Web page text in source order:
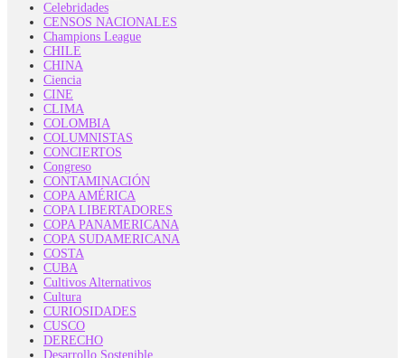
Celebridades
CENSOS NACIONALES
Champions League
CHILE
CHINA
Ciencia
CINE
CLIMA
COLOMBIA
COLUMNISTAS
CONCIERTOS
Congreso
CONTAMINACIÓN
COPA AMÉRICA
COPA LIBERTADORES
COPA PANAMERICANA
COPA SUDAMERICANA
COSTA
CUBA
Cultivos Alternativos
Cultura
CURIOSIDADES
CUSCO
DERECHO
Desarrollo Sostenible